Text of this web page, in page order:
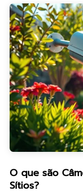
O que são
Sítios?